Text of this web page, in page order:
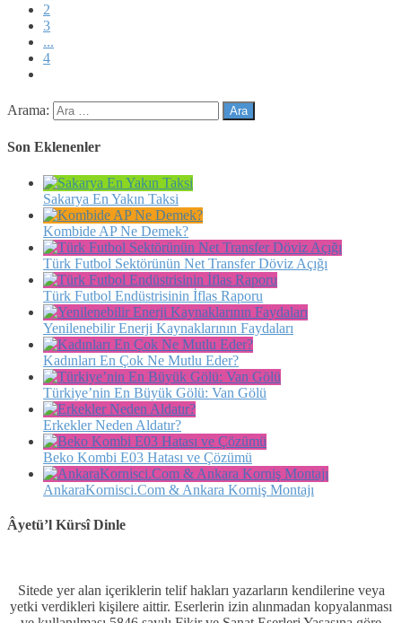
2
3
...
4
Arama:
Son Eklenenler
Sakarya En Yakın Taksi
Kombide AP Ne Demek?
Türk Futbol Sektörünün Net Transfer Döviz Açığı
Türk Futbol Endüstrisinin İflas Raporu
Yenilenebilir Enerji Kaynaklarının Faydaları
Kadınları En Çok Ne Mutlu Eder?
Türkiye’nin En Büyük Gölü: Van Gölü
Erkekler Neden Aldatır?
Beko Kombi E03 Hatası ve Çözümü
AnkaraKornisci.Com & Ankara Korniş Montajı
Âyetü’l Kürsî Dinle
Sitede yer alan içeriklerin telif hakları yazarların kendilerine veya
yetki verdikleri kişilere aittir. Eserlerin izin alınmadan kopyalanması